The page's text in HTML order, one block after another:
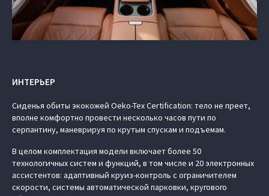
ИНТЕРЬЕР
Сиденья обиты экокожей Oeko-Tex Certification: тело не преет,
вполне комфортно провести несколько часов пути по
серпантину, маневрируя по крутым спускам и подъемам.
В целом комплектация модели включает более 50
технологичных систем и функций, в том числе и 20 электронных
ассистентов: адаптивный круиз-контроль с ограничителем
скорости, системы автоматической парковки, кругового